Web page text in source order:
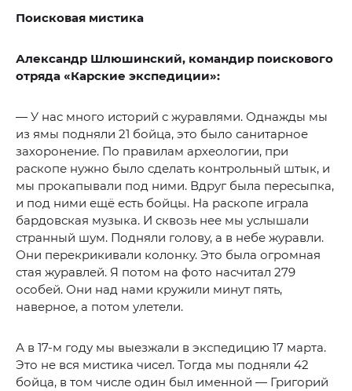
Поисковая мистика
Александр Шлюшинский, командир поискового
отряда «Карские экспедиции»:
— У нас много историй с журавлями. Однажды мы
из ямы подняли 21 бойца, это было санитарное
захоронение. По правилам археологии, при
раскопе нужно было сделать контрольный штык, и
мы прокапывали под ними. Вдруг была пересыпка,
и под ними ещё есть бойцы. На раскопе играла
бардовская музыка. И сквозь нее мы услышали
странный шум. Подняли голову, а в небе журавли.
Они перекрикивали колонку. Это была огромная
стая журавлей. Я потом на фото насчитал 279
особей. Они над нами кружили минут пять,
наверное, а потом улетели.
А в 17-м году мы выезжали в экспедицию 17 марта.
Это не вся мистика чисел. Тогда мы подняли 42
бойца, в том числе один был именной — Григорий